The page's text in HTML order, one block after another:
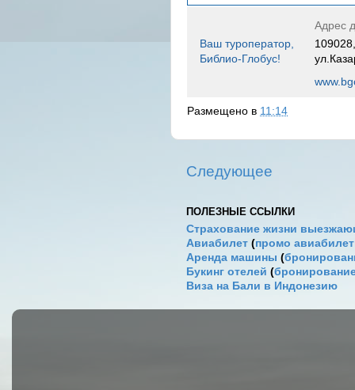
Адрес
Ваш туроператор,
Библио-Глобус!
Размещено в 11:14
Следующее
ПОЛЕЗНЫЕ ССЫЛКИ
Страхование жизни
Авиабилет (промо
Аренда машины (
Букинг отелей (
Виза на Бали в Индонезию